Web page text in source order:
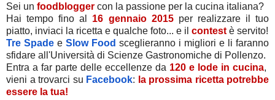
Sei un foodblogger con la passione per la cucina italiana?
Hai tempo fino al 16 gennaio 2015 per realizzare il tuo
piatto, inviaci la ricetta e qualche foto... e il contest è servito!
Tre Spade e Slow Food sceglieranno i migliori e li faranno
sfidare all'Università di Scienze Gastronomiche di Pollenzo.
Entra a far parte delle eccellenze da 120 e lode in cucina,
vieni a trovarci su Facebook: la prossima ricetta potrebbe
essere la tua!